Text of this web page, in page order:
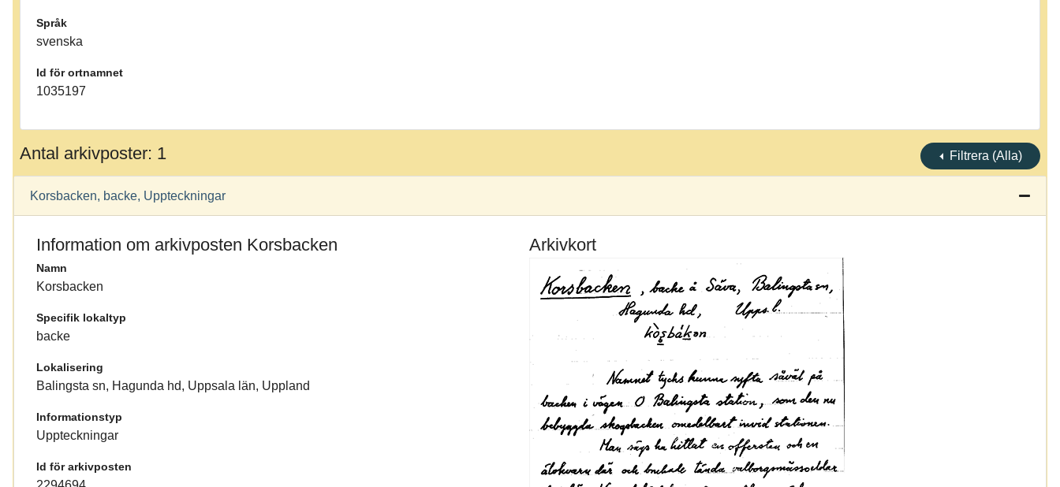
Språk
svenska
Id för ortnamnet
1035197
Antal arkivposter: 1 Filtrera (Alla)
Korsbacken, backe, Uppteckningar
Information om arkivposten Korsbacken
Namn
Korsbacken
Specifik lokaltyp
backe
Lokalisering
Balingsta sn, Hagunda hd, Uppsala län, Uppland
Informationstyp
Uppteckningar
Id för arkivposten
Arkivkort